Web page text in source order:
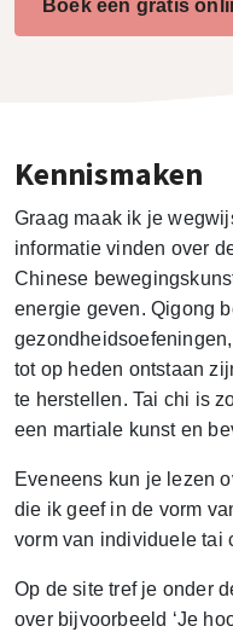
Boek een gratis
Kennismaken
Graag maak ik je
informatie vinden over
Chinese
energie geven. Qigong
tot op heden ontstaan
te herstellen. Tai chi is
een martiale kunst en
Eveneens kun je lezen
die ik geef in de vorm
vorm van individuele tai
Op de site tref je onder
over bijvoorbeeld ‘Je